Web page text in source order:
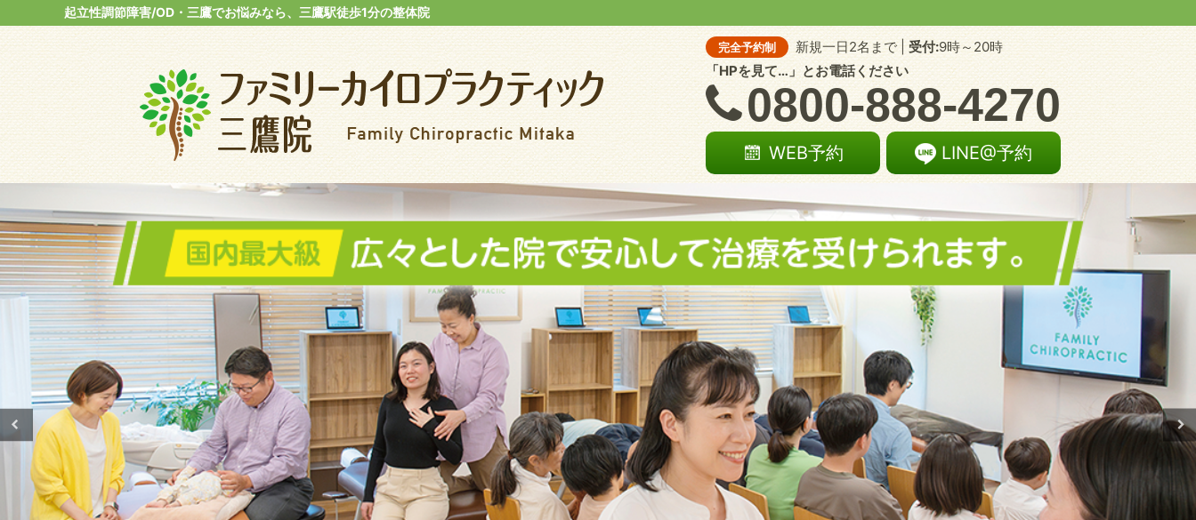
起立性調節障害/OD・三鷹でお悩みなら、三鷹駅徒歩1分の整体院
完全予約制 新規一日2名まで |受付:9時～20時
「HPを見て…」とお電話ください
0800-888-4270
WEB予約 LINE@予約